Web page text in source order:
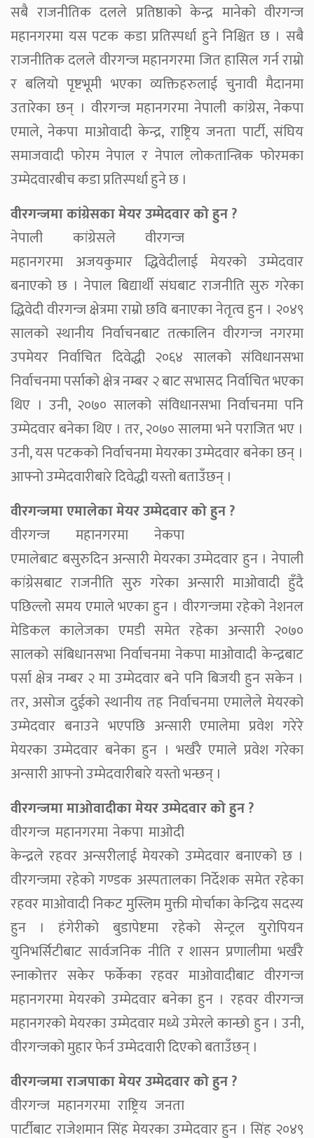
सबै राजनीतिक दलले प्रतिष्ठाको केन्द्र मानेको वीरगन्ज
महानगरमा यस पटक कडा प्रतिस्पर्धा हुने निश्चित छ । सबै
राजनीतिक दलले वीरगन्ज महानगरमा जित हासिल गर्न राम्रो
र बलियो पृष्टभूमी भएका व्यक्तिहरुलाई चुनावी मैदानमा
उतारेका छन् । वीरगन्ज महानगरमा नेपाली कांग्रेस, नेकपा
एमाले, नेकपा माओवादी केन्द्र, राष्ट्रिय जनता पार्टी, संघिय
समाजवादी फोरम नेपाल र नेपाल लोकतान्त्रिक फोरमका
उम्मेदवारबीच कडा प्रतिस्पर्धा हुने छ ।
वीरगन्जमा कांग्रेसका मेयर उम्मेदवार को हुन ?
नेपाली कांग्रेसले वीरगन्ज
महानगरमा अजयकुमार द्धिवेदीलाई मेयरको उम्मेदवार
बनाएको छ । नेपाल बिद्यार्थी संघबाट राजनीति सुरु गरेका
द्धिवेदी वीरगन्ज क्षेत्रमा राम्रो छवि बनाएका नेतृत्व हुन । २०४९
सालको स्थानीय निर्वाचनबाट तत्कालिन वीरगन्ज नगरमा
उपमेयर निर्वाचित दिवेद्धी २०६४ सालको संविधानसभा
निर्वाचनमा पर्साको क्षेत्र नम्बर २ बाट सभासद निर्वाचित भएका
थिए । उनी, २०७० सालको संविधानसभा निर्वाचनमा पनि
उम्मेदवार बनेका थिए । तर, २०७० सालमा भने पराजित भए ।
उनी, यस पटकको निर्वाचनमा मेयरका उम्मेदवार बनेका छन् ।
आफ्नो उम्मेदवारीबारे दिवेद्धी यस्तो बताउँछन् ।
वीरगन्जमा एमालेका मेयर उम्मेदवार को हुन ?
वीरगन्ज महानगरमा नेकपा
एमालेबाट बसुरुदिन अन्सारी मेयरका उम्मेदवार हुन । नेपाली
कांग्रेसबाट राजनीति सुरु गरेका अन्सारी माओवादी हुँदै
पछिल्लो समय एमाले भएका हुन । वीरगन्जमा रहेको नेशनल
मेडिकल कालेजका एमडी समेत रहेका अन्सारी २०७०
सालको संबिधानसभा निर्वाचनमा नेकपा माओवादी केन्द्रबाट
पर्सा क्षेत्र नम्बर २ मा उम्मेदवार बने पनि बिजयी हुन सकेन ।
तर, असोज दुईको स्थानीय तह निर्वाचनमा एमालेले मेयरको
उम्मेदवार बनाउने भएपछि अन्सारी एमालेमा प्रवेश गरेरे
मेयरका उम्मेदवार बनेका हुन । भर्खरै एमाले प्रवेश गरेका
अन्सारी आफ्नो उम्मेदवारीबारे यस्तो भन्छन् ।
वीरगन्जमा माओवादीका मेयर उम्मेदवार को हुन ?
वीरगन्ज महानगरमा नेकपा माओदी
केन्द्रले रहवर अन्सरीलाई मेयरको उम्मेदवार बनाएको छ ।
वीरगन्जमा रहेको गण्डक अस्पतालका निर्देशक समेत रहेका
रहवर माओवादी निकट मुस्लिम मुक्ती मोर्चाका केन्द्रिय सदस्य
हुन । हंगेरीको बुडापेष्टमा रहेको सेन्ट्रल युरोपियन
युनिभर्सिटीबाट सार्वजनिक नीति र शासन प्रणालीमा भर्खरै
स्नाकोत्तर सकेर फर्केका रहवर माओवादीबाट वीरगन्ज
महानगरमा मेयरको उम्मेदवार बनेका हुन । रहवर वीरगन्ज
महानगरको मेयरका उम्मेदवार मध्ये उमेरले कान्छो हुन । उनी,
वीरगन्जको मुहार फेर्न उम्मेदवारी दिएको बताउँछन् ।
वीरगन्जमा राजपाका मेयर उम्मेदवार को हुन ?
वीरगन्ज महानगरमा राष्ट्रिय जनता
पार्टीबाट राजेशमान सिंह मेयरका उम्मेदवार हुन । सिंह २०४९